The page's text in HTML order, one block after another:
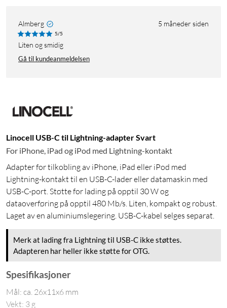
Almberg 5 måneder siden
5/5
Liten og smidig
Gå til kundeanmeldelsen
Linocell USB-C til Lightning-adapter Svart
For iPhone, iPad og iPod med Lightning-kontakt
Adapter for tilkobling av iPhone, iPad eller iPod med
Lightning-kontakt til en USB-C-lader eller datamaskin med
USB-C-port. Støtte for lading på opptil 30 W og
dataoverføring på opptil 480 Mb/s. Liten, kompakt og robust.
Laget av en aluminiumslegering. USB-C-kabel selges separat.
Merk at lading fra Lightning til USB-C ikke støttes.
Adapteren har heller ikke støtte for OTG.
Spesifikasjoner
Mål: ca. 26x11x6 mm
Vekt: 3 g